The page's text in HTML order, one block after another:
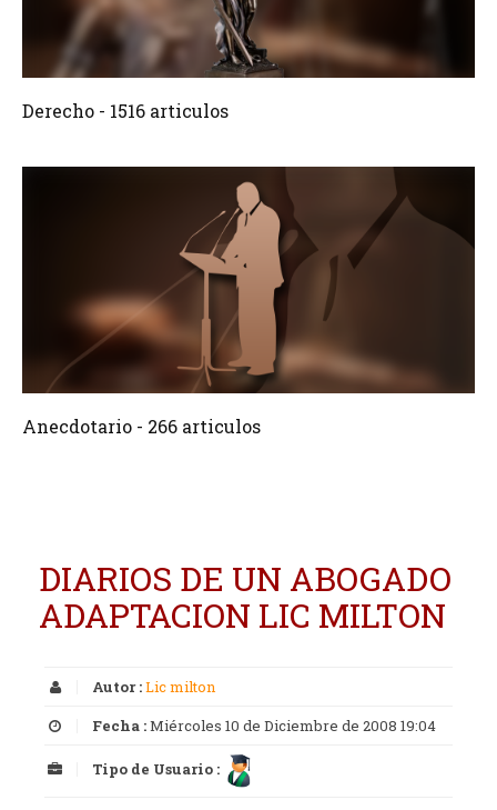
Crear 1516 Articulos
Derecho - 1516 articulos
Crear 266 Articulos
Anecdotario - 266 articulos
DIARIOS DE UN ABOGADO
ADAPTACION LIC MILTON
Autor :Lic milton
Fecha :Miércoles 10 de Diciembre de 2008 19:04
Tipo de Usuario :